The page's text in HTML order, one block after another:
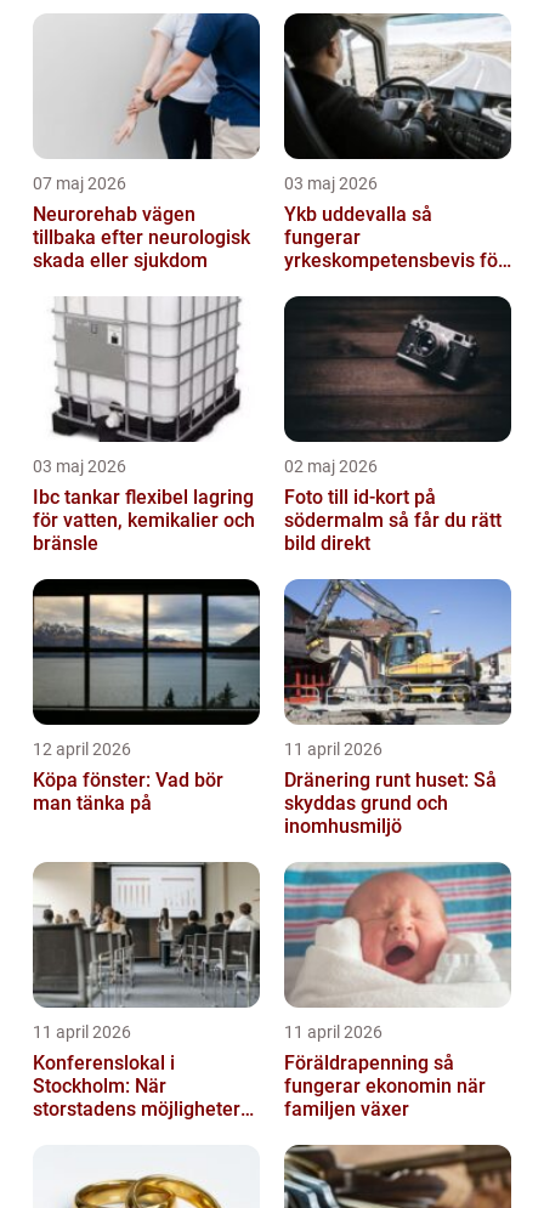
07 maj 2026
Neurorehab vägen
tillbaka efter neurologisk
skada eller sjukdom
03 maj 2026
Ykb uddevalla så
fungerar
yrkeskompetensbevis för
03 maj 2026
Ibc tankar flexibel lagring
för vatten, kemikalier och
bränsle
02 maj 2026
Foto till id-kort på
södermalm så får du rätt
bild direkt
12 april 2026
Köpa fönster: Vad bör
man tänka på
11 april 2026
Dränering runt huset: Så
skyddas grund och
inomhusmiljö
11 april 2026
Konferenslokal i
Stockholm: När
storstadens möjligheter
11 april 2026
Föräldrapenning så
fungerar ekonomin när
familjen växer